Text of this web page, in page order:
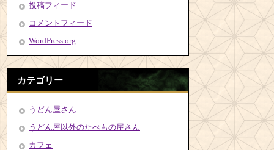
投稿フィード
コメントフィード
WordPress.org
カテゴリー
うどん屋さん
うどん屋以外のたべもの屋さん
カフェ